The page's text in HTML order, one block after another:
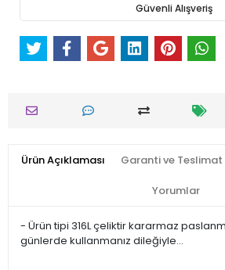
Güvenli Alışveriş
Ürün Açıklaması Garanti ve Teslimat
Yorumlar
- Ürün tipi 316L çeliktir kararmaz
günlerde kullanmanız dileğiyle…